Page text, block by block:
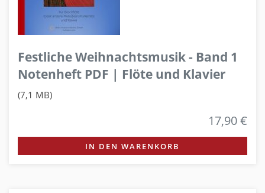
Festliche Weihnachtsmusik - Band 1
Notenheft PDF | Flöte und Klavier
(7,1 MB)
17,90 €
IN DEN WARENKORB